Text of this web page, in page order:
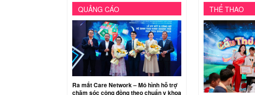
QUẢNG CÁO
Ra mắt Care Network – Mô hình hỗ trợ
chăm sóc cộng đồng theo chuẩn y khoa
THỂ THAO